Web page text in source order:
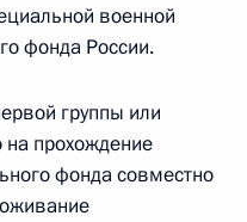
военной
фонда России.
группы или
прохождение
фонда совместно